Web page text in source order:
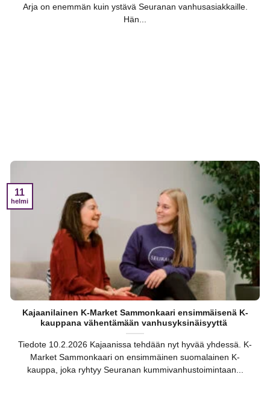
Arja on enemmän kuin ystävä Seuranan vanhusasiakkaille.
Hän...
Kajaanilainen K-Market Sammonkaari ensimmäisenä K-
kauppana vähentämään vanhusyksinäisyyttä
Tiedote 10.2.2026 Kajaanissa tehdään nyt hyvää yhdessä. K-
Market Sammonkaari on ensimmäinen suomalainen K-
kauppa, joka ryhtyy Seuranan kummivanhustoimintaan...
11
helmi